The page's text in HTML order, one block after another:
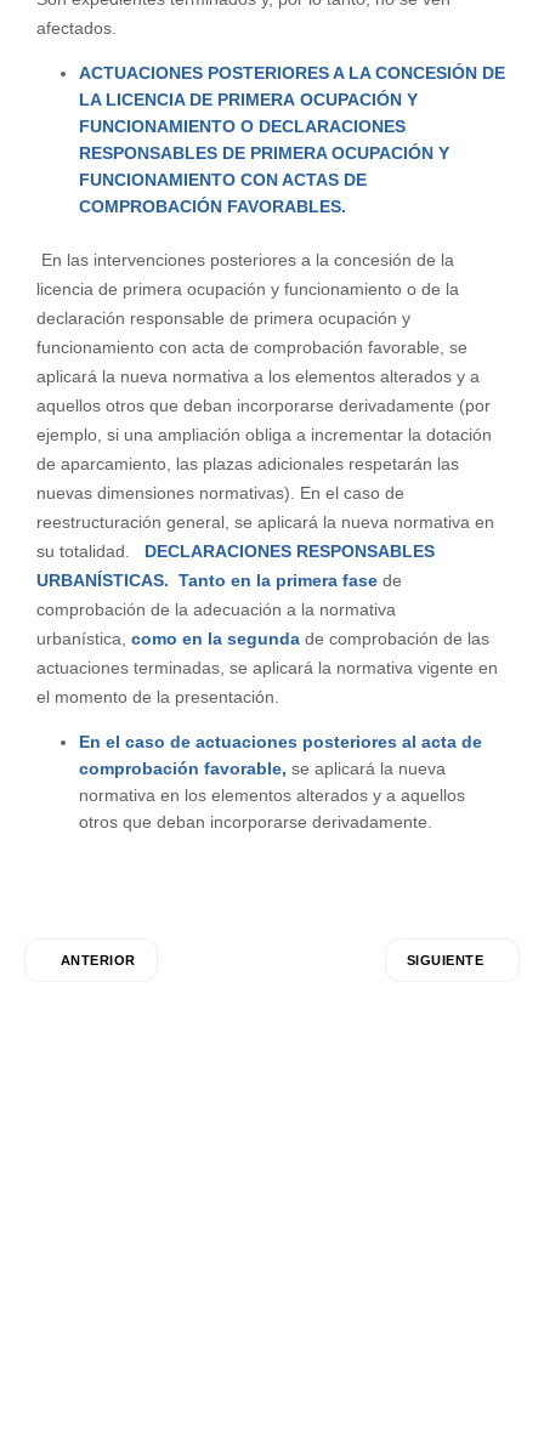
afectados.
ACTUACIONES POSTERIORES A LA CONCESIÓN DE
LA LICENCIA DE PRIMERA OCUPACIÓN Y
FUNCIONAMIENTO O DECLARACIONES
RESPONSABLES DE PRIMERA OCUPACIÓN Y
FUNCIONAMIENTO CON ACTAS DE
COMPROBACIÓN FAVORABLES.
En las intervenciones posteriores a la concesión de la
licencia de primera ocupación y funcionamiento o de la
declaración responsable de primera ocupación y
funcionamiento con acta de comprobación favorable, se
aplicará la nueva normativa a los elementos alterados y a
aquellos otros que deban incorporarse derivadamente (por
ejemplo, si una ampliación obliga a incrementar la dotación
de aparcamiento, las plazas adicionales respetarán las
nuevas dimensiones normativas). En el caso de
reestructuración general, se aplicará la nueva normativa en
su totalidad.
DECLARACIONES RESPONSABLES
URBANÍSTICAS. Tanto en la primera fase de
comprobación de la adecuación a la normativa
urbanística, como en la segunda de comprobación de las
actuaciones terminadas, se aplicará la normativa vigente en
el momento de la presentación.
En el caso de actuaciones posteriores al acta de
comprobación favorable, se aplicará la nueva
normativa en los elementos alterados y a aquellos
otros que deban incorporarse derivadamente.
ANTERIOR SIGUIENTE